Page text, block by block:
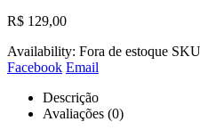
R$ 129,00
Availability: Fora de estoque
Facebook Email
Descrição
Avaliações (0)